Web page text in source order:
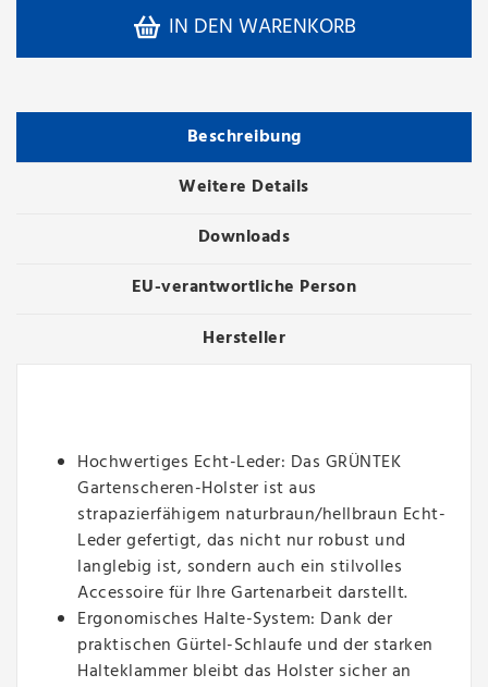
IN DEN WARENKORB
Beschreibung
Weitere Details
Downloads
EU-verantwortliche Person
Hersteller
Hochwertiges Echt-Leder: Das GRÜNTEK
Gartenscheren-Holster ist aus
strapazierfähigem naturbraun/hellbraun Echt-
Leder gefertigt, das nicht nur robust und
langlebig ist, sondern auch ein stilvolles
Accessoire für Ihre Gartenarbeit darstellt.
Ergonomisches Halte-System: Dank der
praktischen Gürtel-Schlaufe und der starken
Halteklammer bleibt das Holster sicher an